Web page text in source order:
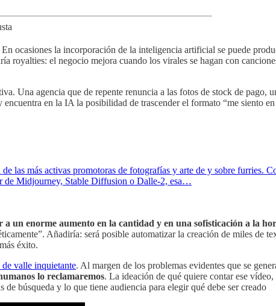
ocasiones la incorporación de la inteligencia artificial se puede
royalties: el negocio mejora cuando los virales se hagan con
Una agencia que de repente renuncia a las fotos de stock de pago,
en la IA la posibilidad de trascender el formato “me siento
las más activas promotoras de fotografías y arte de y sobre furries.
de Midjourney, Stable Diffusion o Dalle-2, esa…
un enorme aumento en la cantidad y en una sofisticación a la
Añadiría: será posible automatizar la creación de miles de
éxito.
de valle inquietante. Al margen de los problemas evidentes que se
lo reclamaremos. La ideación de qué quiere contar ese
búsqueda y lo que tiene audiencia para elegir qué debe ser creado